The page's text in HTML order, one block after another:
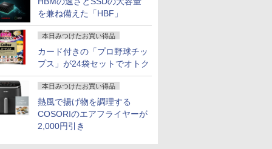
を兼ね備えた「HBF」
本日みつけたお買い得品
カード付きの「プロ野球チッ
プス」が24袋セットでオトク
本日みつけたお買い得品
熱風で揚げ物を調理する
COSORIのエアフライヤーが
2,000円引き